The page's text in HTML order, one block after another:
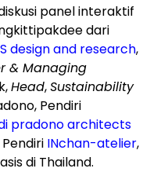
panel interaktif
dari
design and research,
& Managing
Head,Sustainability
Pendiri
pradono architects
INchan-atelier,
di Thailand.